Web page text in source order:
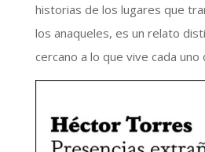
historias de los lugares que
los anaqueles, es un relato
cercano a lo que vive cada uno